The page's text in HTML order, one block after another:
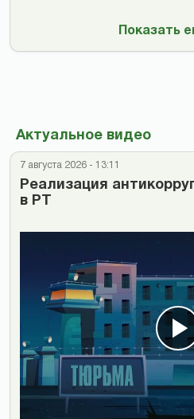
Показать
Актуальное видео
7 августа 2026 - 13:11
Реализация
в РТ